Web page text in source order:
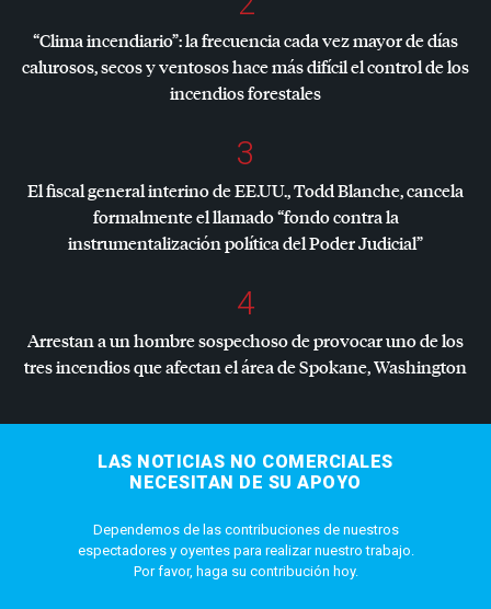
“Clima incendiario”: la frecuencia cada vez mayor de días
calurosos, secos y ventosos hace más difícil el control de los
incendios forestales
3
El fiscal general interino de EE.UU., Todd Blanche, cancela
formalmente el llamado “fondo contra la
instrumentalización política del Poder Judicial”
4
Arrestan a un hombre sospechoso de provocar uno de los
tres incendios que afectan el área de Spokane, Washington
LAS NOTICIAS NO COMERCIALES
NECESITAN DE SU APOYO
Dependemos de las contribuciones de nuestros
espectadores y oyentes para realizar nuestro trabajo.
Por favor, haga su contribución hoy.